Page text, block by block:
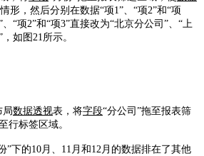
形，然后分别在数据“项1”、“项2”和“项
“项2”和“项3”直接改为“北京分公司”、“上
如图21所示。
局数据透视表，将字段“分公司”拖至报表筛
行标签区域。
”下的10月、11月和12月的数据排在了其他